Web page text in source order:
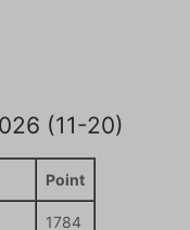
(11-20)
Point
1784